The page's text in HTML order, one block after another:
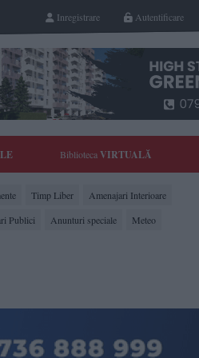
Autentificare
Inregistrare
BibliotecaVIRTUALĂ
Timp Liber
Amenajari Interioare
Publici
Anunturi speciale Meteo